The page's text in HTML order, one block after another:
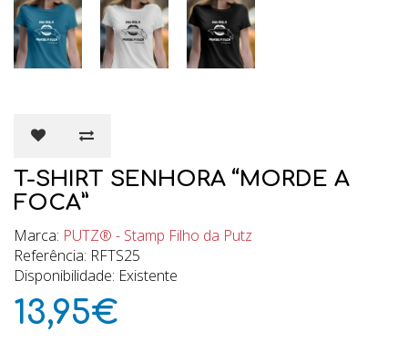
T-SHIRT SENHORA “MORDE A
FOCA”
Marca: PUTZ® - Stamp Filho da Putz
Referência: RFTS25
Disponibilidade: Existente
13,95€